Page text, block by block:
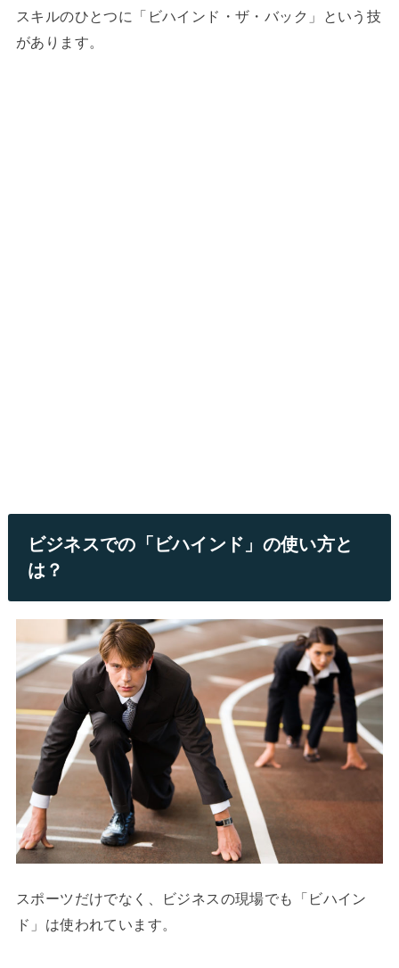
スキルのひとつに「ビハインド・ザ・バック」という技
があります。
ビジネスでの「ビハインド」の使い方と
は？
スポーツだけでなく、ビジネスの現場でも「ビハイン
ド」は使われています。